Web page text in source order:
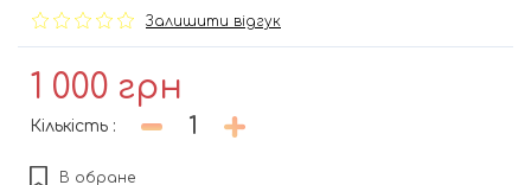
Залишити відгук
1 000 грн
Кількість :
В обране